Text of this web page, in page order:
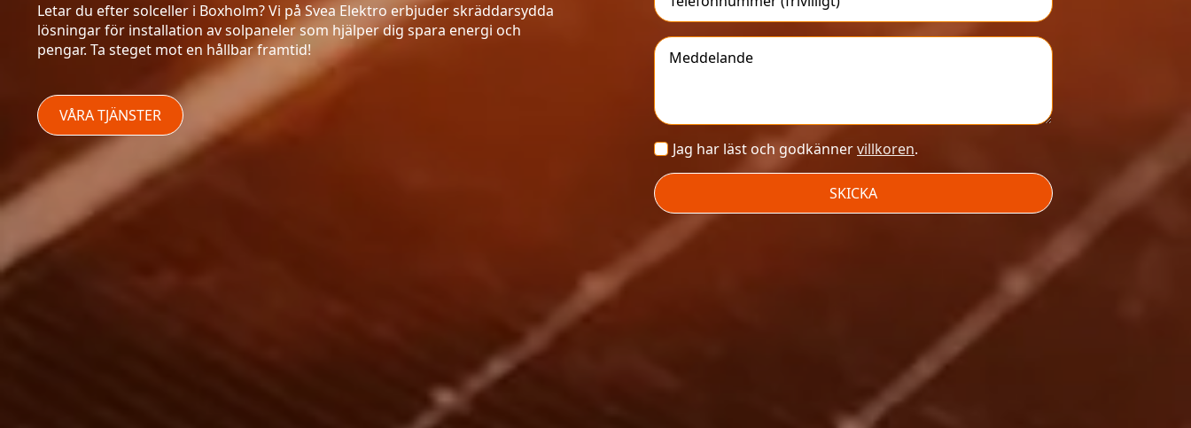
Letar du efter solceller i Boxholm? Vi på Svea Elektro erbjuder skräddarsydda
lösningar för installation av solpaneler som hjälper dig spara energi och
pengar. Ta steget mot en hållbar framtid!
VÅRA TJÄNSTER
Meddelande
VillkorJag har läst och godkännervillkoren.
SKICKA